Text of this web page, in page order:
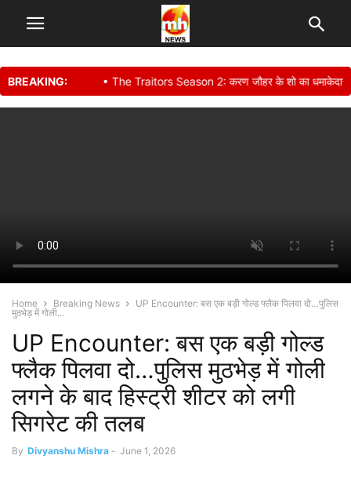
BREAKING: • The Traitors Season 2: करण जौहर के शो का धमाकेदार
Home Breaking News
UP Encounter: बस एक बड़ी गोल्ड फ्लैक पिलवा दो…पुलिस
मुठभेड़ में गोली...
UP Encounter: बस एक बड़ी गोल्ड
फ्लैक पिलवा दो…पुलिस मुठभेड़ में गोली
लगने के बाद हिस्ट्री शीटर को लगी
सिगरेट की तलब
By Divyanshu Mishra - June 1, 2026